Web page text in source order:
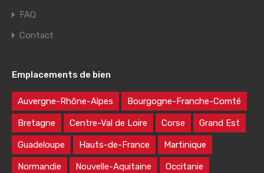
FAQ
Contact
Emplacements de bien
Auvergne-Rhône-Alpes Bourgogne-Franche-Comté
Bretagne Centre-Val de Loire Corse Grand Est
Guadeloupe Hauts-de-France Martinique
Normandie Nouvelle-Aquitaine Occitanie